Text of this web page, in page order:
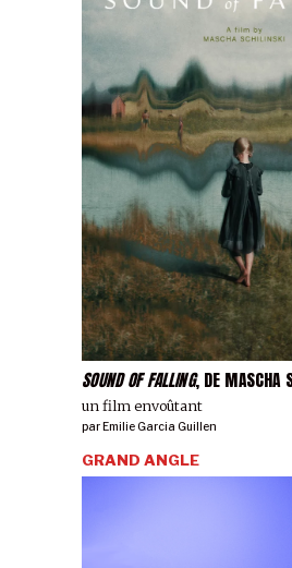
SOUND OF FALLING, DE MASCHA
un film envoûtant
par Emilie Garcia Guillen
GRAND ANGLE